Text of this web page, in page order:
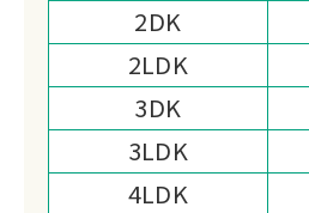
2DK
2LDK
3DK
3LDK
4LDK